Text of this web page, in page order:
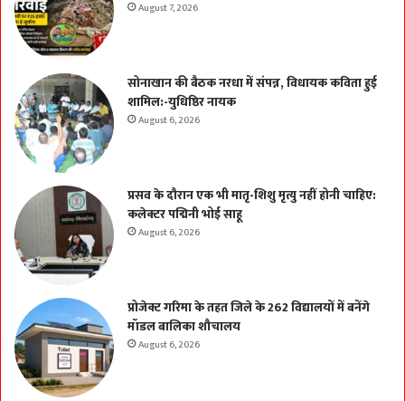
August 7, 2026
सोनाखान की बैठक नरधा में संपन्न, विधायक कविता हुई
शामिल:-युधिष्ठिर नायक
August 6, 2026
प्रसव के दौरान एक भी मातृ-शिशु मृत्यु नहीं होनी चाहिए:
कलेक्टर पद्मिनी भोई साहू
August 6, 2026
प्रोजेक्ट गरिमा के तहत जिले के 262 विद्यालयों में बनेंगे
मॉडल बालिका शौचालय
August 6, 2026